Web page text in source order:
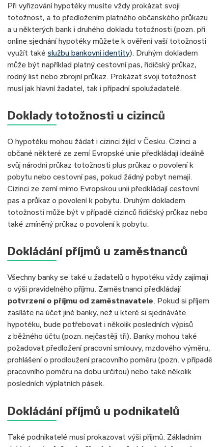
Při vyřizování hypotéky musíte vždy prokázat svoji
totožnost, a to předložením platného občanského průkazu
a u některých bank i druhého dokladu totožnosti (pozn. při
online sjednání hypotéky můžete k ověření vaší totožnosti
využít také službu bankovní identity). Druhým dokladem
může být například platný cestovní pas, řidičský průkaz,
rodný list nebo zbrojní průkaz. Prokázat svoji totožnost
musí jak hlavní žadatel, tak i případní spolužadatelé.
Doklady totožnosti u cizinců
O hypotéku mohou žádat i cizinci žijící v Česku. Cizinci a
občané některé ze zemí Evropské unie předkládají ideálně
svůj národní průkaz totožnosti plus průkaz o povolení k
pobytu nebo cestovní pas, pokud žádný pobyt nemají.
Cizinci ze zemí mimo Evropskou unii předkládají cestovní
pas a průkaz o povolení k pobytu. Druhým dokladem
totožnosti může být v případě cizinců řidičský průkaz nebo
také zmíněný průkaz o povolení k pobytu.
Dokládání příjmů u zaměstnanců
Všechny banky se také u žadatelů o hypotéku vždy zajímají
o výši pravidelného příjmu. Zaměstnanci předkládají
potvrzení o příjmu od zaměstnavatele. Pokud si příjem
zasíláte na účet jiné banky, než u které si sjednáváte
hypotéku, bude potřebovat i několik posledních výpisů
z běžného účtu (pozn. nejčastěji tři). Banky mohou také
požadovat předložení pracovní smlouvy, mzdového výměru,
prohlášení o prodloužení pracovního poměru (pozn. v případě
pracovního poměru na dobu určitou) nebo také několik
posledních výplatních pásek.
Dokládání příjmů u podnikatelů
Také podnikatelé musí prokazovat výši příjmů. Základním